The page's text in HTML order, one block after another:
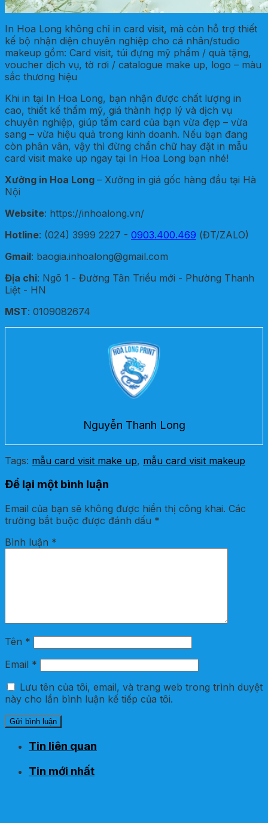
In Hoa Long không chỉ in card visit, mà còn hỗ trợ thiết
kế bộ nhận diện chuyên nghiệp cho cá nhân/studio
makeup gồm: Card visit, túi đựng mỹ phẩm / quà tặng,
voucher dịch vụ, tờ rơi / catalogue make up, logo – màu
sắc thương hiệu
Khi in tại In Hoa Long, bạn nhận được chất lượng in
cao, thiết kế thẩm mỹ, giá thành hợp lý và dịch vụ
chuyên nghiệp, giúp tấm card của bạn vừa đẹp – vừa
sang – vừa hiệu quả trong kinh doanh. Nếu bạn đang
còn phân vân, vậy thì đừng chần chữ hay đặt in mẫu
card visit make up ngay tại In Hoa Long bạn nhé!
Xưởng in Hoa Long – Xưởng in giá gốc hàng đầu tại Hà
Nội
Website: https://inhoalong.vn/
Hotline: (024) 3999 2227 - 0903.400.469 (ĐT/ZALO)
Gmail: baogia.inhoalong@gmail.com
Địa chỉ: Ngõ 1 - Đường Tân Triều mới - Phường Thanh
Liệt - HN
MST: 0109082674
Nguyễn Thanh Long
Tags: mẫu card visit make up, mẫu card visit makeup
Để lại một bình luận
Email của bạn sẽ không được hiển thị công khai. Các
trường bắt buộc được đánh dấu *
Bình luận *
Tên *
Email *
Lưu tên của tôi, email, và trang web trong trình duyệt
này cho lần bình luận kế tiếp của tôi.
Tin liên quan
Tin mới nhất